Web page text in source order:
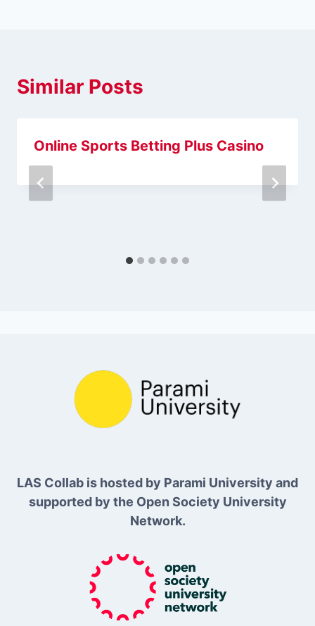
Similar Posts
Online Sports Betting Plus Casino
LAS Collab is hosted by Parami University and
supported by the Open Society University
Network.